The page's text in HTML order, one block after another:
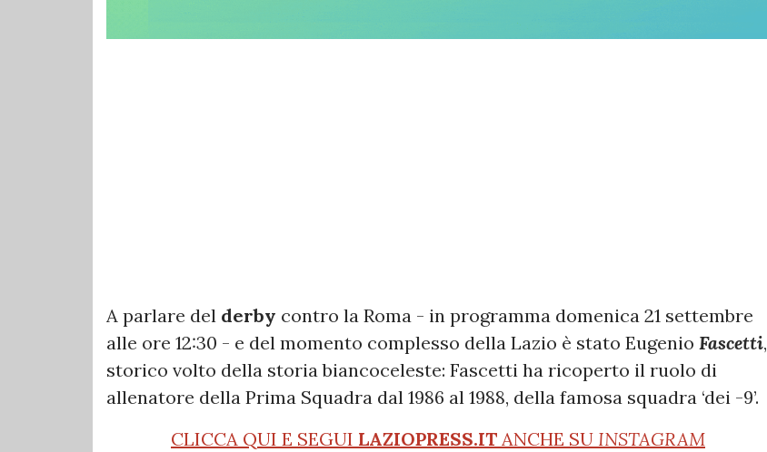
A parlare del derby contro la Roma - in programma domenica 21 settembre
alle ore 12:30 - e del momento complesso della Lazio è stato Eugenio Fascetti,
storico volto della storia biancoceleste: Fascetti ha ricoperto il ruolo di
allenatore della Prima Squadra dal 1986 al 1988, della famosa squadra ‘dei -9’.
CLICCA QUI E SEGUI LAZIOPRESS.IT ANCHE SU INSTAGRAM